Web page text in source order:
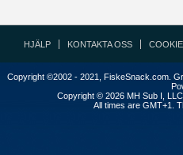
HJÄLP KONTAKTA OSS
Copyright ©2002 - 2021, FiskeSnack.com.
Copyright © 2026 MH Sub I,
All times are GMT+1.